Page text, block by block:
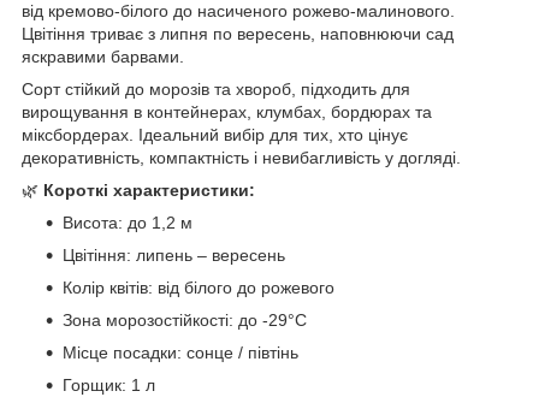
від кремово-білого до насиченого рожево-малинового.
Цвітіння триває з липня по вересень, наповнюючи сад
яскравими барвами.
Сорт стійкий до морозів та хвороб, підходить для
вирощування в контейнерах, клумбах, бордюрах та
міксбордерах. Ідеальний вибір для тих, хто цінує
декоративність, компактність і невибагливість у догляді.
🌿 Короткі характеристики:
Висота: до 1,2 м
Цвітіння: липень – вересень
Колір квітів: від білого до рожевого
Зона морозостійкості: до -29°C
Місце посадки: сонце / півтінь
Горщик: 1 л